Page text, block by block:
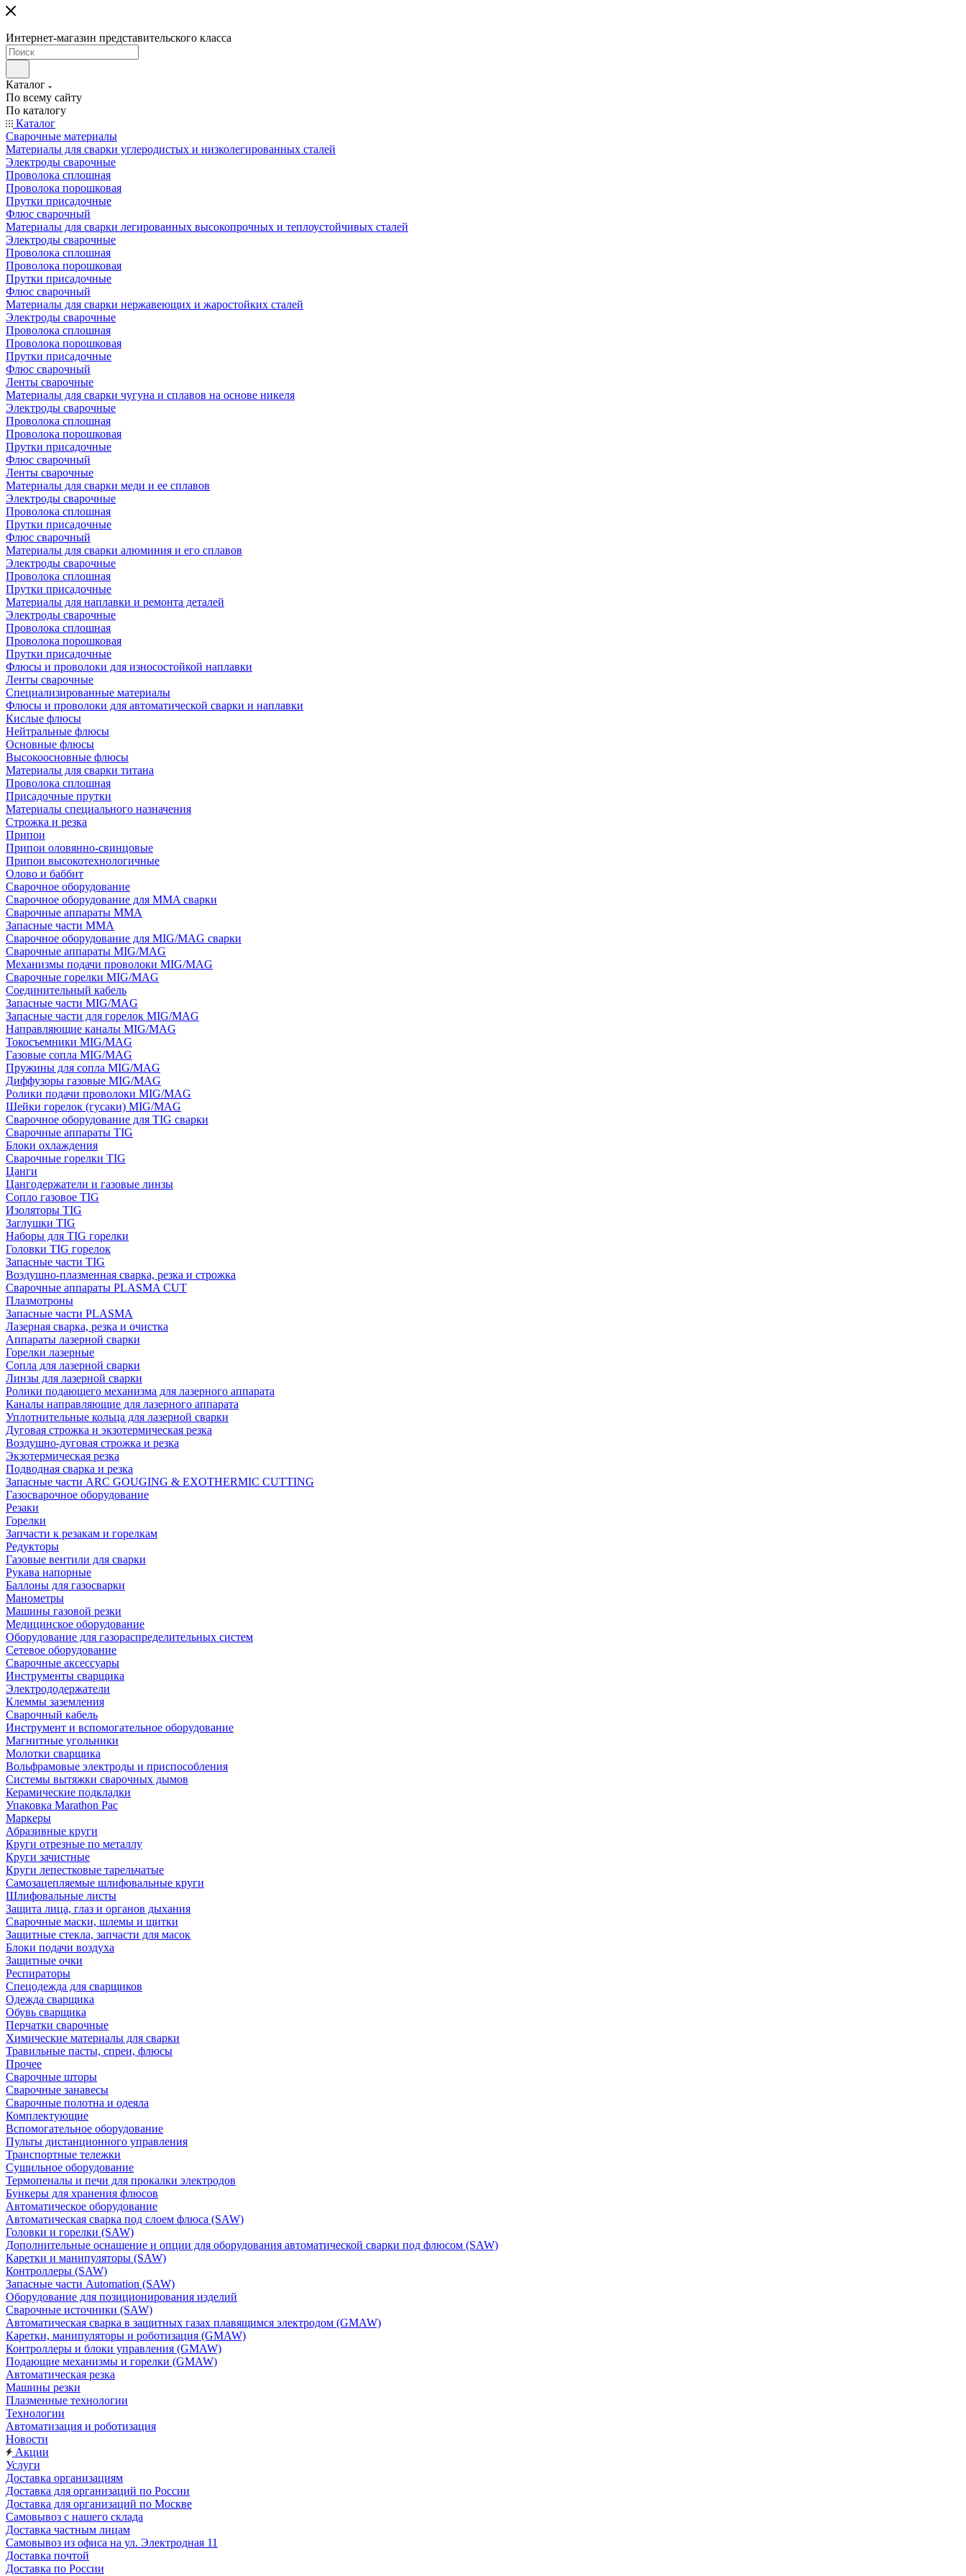
Интернет-магазин представительского класса
Каталог
По всему сайту
По каталогу
Каталог
Сварочные материалы
Материалы для сварки углеродистых и низколегированных сталей
Электроды сварочные
Проволока сплошная
Проволока порошковая
Прутки присадочные
Флюс сварочный
Материалы для сварки легированных высокопрочных и теплоустойчивых сталей
Электроды сварочные
Проволока сплошная
Проволока порошковая
Прутки присадочные
Флюс сварочный
Материалы для сварки нержавеющих и жаростойких сталей
Электроды сварочные
Проволока сплошная
Проволока порошковая
Прутки присадочные
Флюс сварочный
Ленты сварочные
Материалы для сварки чугуна и сплавов на основе никеля
Электроды сварочные
Проволока сплошная
Проволока порошковая
Прутки присадочные
Флюс сварочный
Ленты сварочные
Материалы для сварки меди и ее сплавов
Электроды сварочные
Проволока сплошная
Прутки присадочные
Флюс сварочный
Материалы для сварки алюминия и его сплавов
Электроды сварочные
Проволока сплошная
Прутки присадочные
Материалы для наплавки и ремонта деталей
Электроды сварочные
Проволока сплошная
Проволока порошковая
Прутки присадочные
Флюсы и проволоки для износостойкой наплавки
Ленты сварочные
Специализированные материалы
Флюсы и проволоки для автоматической сварки и наплавки
Кислые флюсы
Нейтральные флюсы
Основные флюсы
Высокоосновные флюсы
Материалы для сварки титана
Проволока сплошная
Присадочные прутки
Материалы специального назначения
Строжка и резка
Припои
Припои оловянно-свинцовые
Припои высокотехнологичные
Олово и баббит
Сварочное оборудование
Сварочное оборудование для MMA сварки
Сварочные аппараты MMA
Запасные части MMA
Сварочное оборудование для MIG/MAG сварки
Сварочные аппараты MIG/MAG
Механизмы подачи проволоки MIG/MAG
Сварочные горелки MIG/MAG
Соединительный кабель
Запасные части MIG/MAG
Запасные части для горелок MIG/MAG
Направляющие каналы MIG/MAG
Токосъемники MIG/MAG
Газовые сопла MIG/MAG
Пружины для сопла MIG/MAG
Диффузоры газовые MIG/MAG
Ролики подачи проволоки MIG/MAG
Шейки горелок (гусаки) MIG/MAG
Сварочное оборудование для TIG сварки
Сварочные аппараты TIG
Блоки охлаждения
Сварочные горелки TIG
Цанги
Цангодержатели и газовые линзы
Сопло газовое TIG
Изоляторы TIG
Заглушки TIG
Наборы для TIG горелки
Головки TIG горелок
Запасные части TIG
Воздушно-плазменная сварка, резка и строжка
Сварочные аппараты PLASMA CUT
Плазмотроны
Запасные части PLASMA
Лазерная сварка, резка и очистка
Аппараты лазерной сварки
Горелки лазерные
Сопла для лазерной сварки
Линзы для лазерной сварки
Ролики подающего механизма для лазерного аппарата
Каналы направляющие для лазерного аппарата
Уплотнительные кольца для лазерной сварки
Дуговая строжка и экзотермическая резка
Воздушно-дуговая строжка и резка
Экзотермическая резка
Подводная сварка и резка
Запасные части ARC GOUGING & EXOTHERMIC CUTTING
Газосварочное оборудование
Резаки
Горелки
Запчасти к резакам и горелкам
Редукторы
Газовые вентили для сварки
Рукава напорные
Баллоны для газосварки
Манометры
Машины газовой резки
Медицинское оборудование
Оборудование для газораспределительных систем
Сетевое оборудование
Сварочные аксессуары
Инструменты сварщика
Электрододержатели
Клеммы заземления
Сварочный кабель
Инструмент и вспомогательное оборудование
Магнитные угольники
Молотки сварщика
Вольфрамовые электроды и приспособления
Системы вытяжки сварочных дымов
Керамические подкладки
Упаковка Marathon Pac
Маркеры
Абразивные круги
Круги отрезные по металлу
Круги зачистные
Круги лепестковые тарельчатые
Самозацепляемые шлифовальные круги
Шлифовальные листы
Защита лица, глаз и органов дыхания
Сварочные маски, шлемы и щитки
Защитные стекла, запчасти для масок
Блоки подачи воздуха
Защитные очки
Респираторы
Спецодежда для сварщиков
Одежда сварщика
Обувь сварщика
Перчатки сварочные
Химические материалы для сварки
Травильные пасты, спреи, флюсы
Прочее
Сварочные шторы
Сварочные занавесы
Сварочные полотна и одеяла
Комплектующие
Вспомогательное оборудование
Пульты дистанционного управления
Транспортные тележки
Сушильное оборудование
Термопеналы и печи для прокалки электродов
Бункеры для хранения флюсов
Автоматическое оборудование
Автоматическая сварка под слоем флюса (SAW)
Головки и горелки (SAW)
Дополнительные оснащение и опции для оборудования автоматической сварки под флюсом (SAW)
Каретки и манипуляторы (SAW)
Контроллеры (SAW)
Запасные части Automation (SAW)
Оборудование для позиционирования изделий
Сварочные источники (SAW)
Автоматическая сварка в защитных газах плавящимся электродом (GMAW)
Каретки, манипуляторы и роботизация (GMAW)
Контроллеры и блоки управления (GMAW)
Подающие механизмы и горелки (GMAW)
Автоматическая резка
Машины резки
Плазменные технологии
Технологии
Автоматизация и роботизация
Новости
Акции
Услуги
Доставка организациям
Доставка для организаций по России
Доставка для организаций по Москве
Самовывоз с нашего склада
Доставка частным лицам
Самовывоз из офиса на ул. Электродная 11
Доставка почтой
Доставка по России